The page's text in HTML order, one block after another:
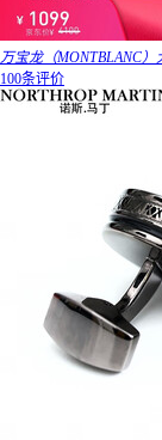
万宝龙（MONTBLANC
100条评价